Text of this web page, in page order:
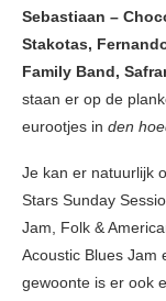
Sebastiaan –
Stakotas,
Family Band,
staan er op de
eurootjes in den
Je kan er natuurlijk
Stars Sunday
Jam, Folk &
Acoustic Blues Jam
gewoonte is er ook